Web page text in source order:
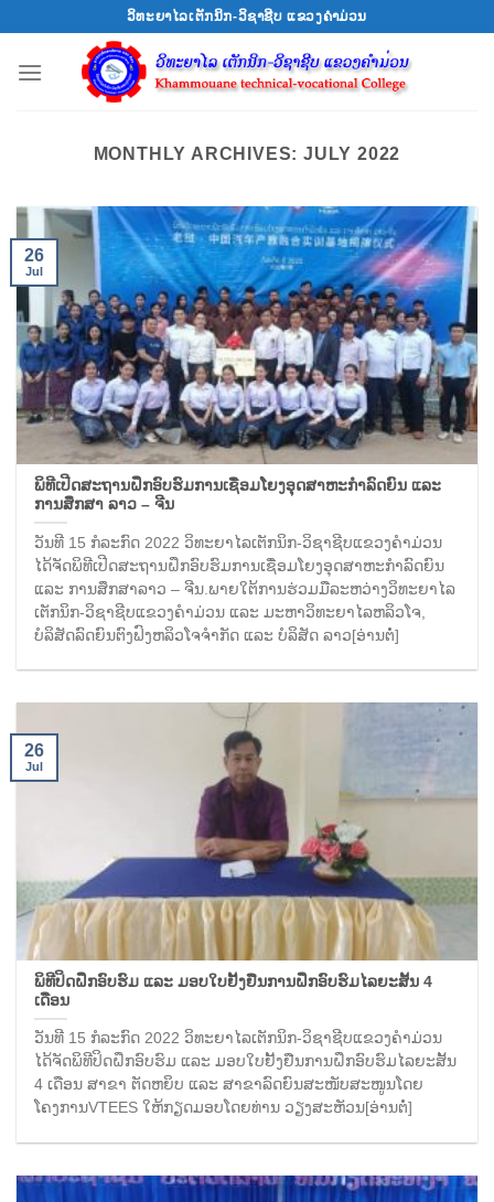
content
ວິທະຍາໄລເຕັກນິກ-ວິຊາຊີບ ແຂວງຄຳມ່ວນ
MONTHLY ARCHIVES:JULY 2022
ພິທີເປີດສະຖານຝຶກອົບຮົມການເຊື່ອມໂຍງອຸດສາຫະກໍາລົດຍົນ ແລະ
ການສຶກສາ ລາວ – ຈີນ
ວັນທີ 15 ກໍລະກົດ 2022 ວິທະຍາໄລເຕັກນິກ-ວິຊາຊີບແຂວງຄໍາມ່ວນ
ໄດ້ຈັດພິທີເປີດສະຖານຝຶກອົບຮົມການເຊື່ອມໂຍງອຸດສາຫະກໍາລົດຍົນ
ແລະ ການສຶກສາລາວ – ຈີນ.ພາຍໃຕ້ການຮ່ວມມືລະຫວ່າງວິທະຍາໄລ
ເຕັກນິກ-ວິຊາຊີບແຂວງຄໍາມ່ວນ ແລະ ມະຫາວິທະຍາໄລຫລິວໂຈ,
ບໍລິສັດລົດຍົນຕົງຟົງຫລິວໂຈຈໍາກັດ ແລະ ບໍລິສັດ ລາວ[ອ່ານຕໍ່]
26
Jul
ພິທີປິດຝຶກອົບຮົມ ແລະ ມອບໃບຢັ້ງຢືນການຝຶກອົບຮົມໄລຍະສັ້ນ 4
ເດືອນ
ວັນທີ 15 ກໍລະກົດ 2022 ວິທະຍາໄລເຕັກນິກ-ວິຊາຊີບແຂວງຄໍາມ່ວນ
ໄດ້ຈັດພິທີປິດຝຶກອົບຮົມ ແລະ ມອບໃບຢັ້ງຢືນການຝຶກອົບຮົມໄລຍະສັ້ນ
4 ເດືອນ ສາຂາ ຕັດຫຍິບ ແລະ ສາຂາລົດຍົນສະໜັບສະໜູນໂດຍ
ໂຄງການVTEES ໃຫ້ກຽດມອບໂດຍທ່ານ ວຽງສະຫັວນ[ອ່ານຕໍ່]
26
Jul